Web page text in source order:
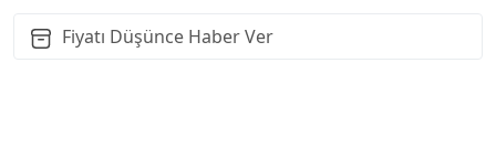
Fiyatı Düşünce Haber Ver